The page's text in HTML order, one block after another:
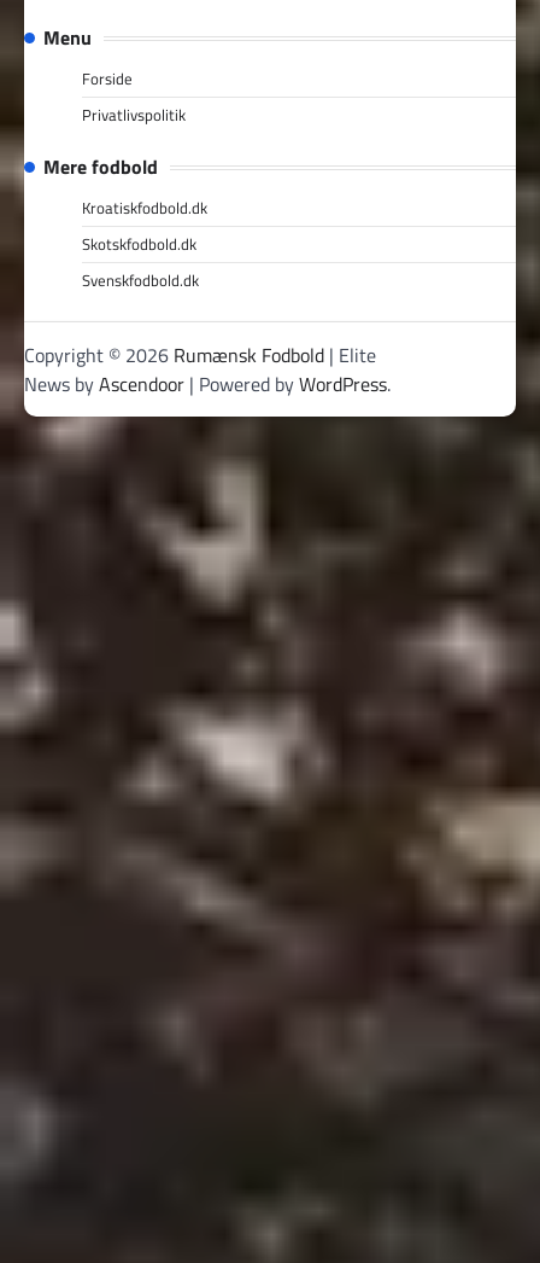
Menu
Forside
Privatlivspolitik
Mere fodbold
Kroatiskfodbold.dk
Skotskfodbold.dk
Svenskfodbold.dk
Copyright © 2026 Rumænsk Fodbold | Elite
News byAscendoor | Powered byWordPress.